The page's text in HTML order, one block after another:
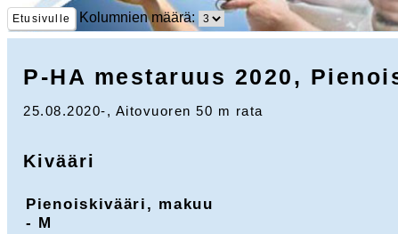
Etusivulle Kolumnien määrä:
P-HA mestaruus 2020,
25.08.2020-, Aitovuoren 50 m rata
Kivääri
Pienoiskivääri, makuu
- M